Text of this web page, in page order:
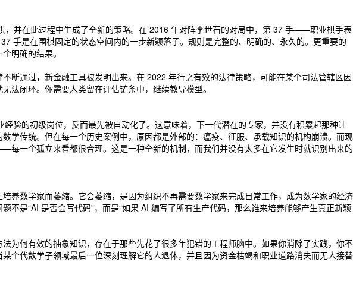
并在此过程中生成了全新的策略。在 2016 年对阵李世石的对局中，第 37 手——职业棋手表
是在围棋固定的状态空间内的一步新颖落子。规则是完整的、明确的、永久的。更重要的
明确的结果。
断通过，新金融工具被发明出来。在 2022 年行之有效的法律策略，可能在某个司法管辖区因
法闭环。你需要人类留在评估链条中，继续教导模型。
验的初级岗位，反而最先被自动化了。这意味着，下一代潜在的专家，并没有积累起那种让
学传统。但在每一个历史案例中，原因都是外部的：瘟疫、征服、承载知识的机构崩溃。而现
一个孤立来看都很合理。这是一种全新的机制，而我们并没有太多在它发生时就识别出来的
养数学家而萎缩。它会萎缩，是因为组织不再需要数学家来完成日常工作，成为数学家的经济
是“AI 是否会写代码”，而是“如果 AI 编写了所有生产代码，那么谁来培养能够产生真正新颖
为何有效的抽象知识，存在于那些先花了很多年犯错的工程师脑中。如果你消除了实践，你不
个代数学子领域最后一位深刻理解它的人退休，并且因为资金枯竭和职业道路消失而无人接替